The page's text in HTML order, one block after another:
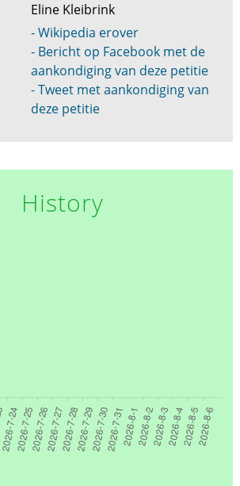
Eline Kleibrink
- Wikipedia erover
- Bericht op Facebook met de
aankondiging van deze petitie
- Tweet met aankondiging van
deze petitie
History